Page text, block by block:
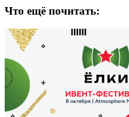
Что ещё почитать: